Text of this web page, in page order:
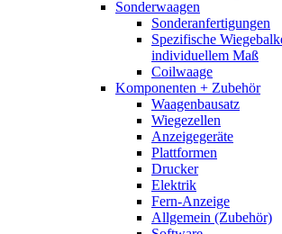
Sonderwaagen
Sonderanfertigungen
Spezifische
individuellem Maß
Coilwaage
Komponenten + Zubehör
Waagenbausatz
Wiegezellen
Anzeigegeräte
Plattformen
Drucker
Elektrik
Fern-Anzeige
Allgemein (Zubehör)